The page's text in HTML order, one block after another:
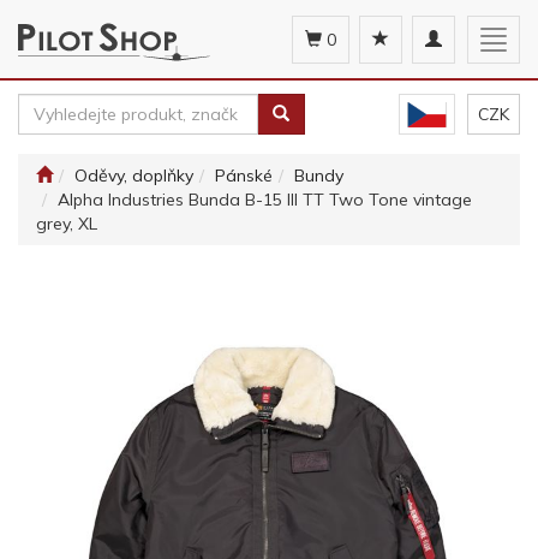
Toggle
navigation
0
CZK
Oděvy, doplňky Pánské
Bundy
Alpha Industries Bunda B-15 III TT Two Tone vintage
grey, XL